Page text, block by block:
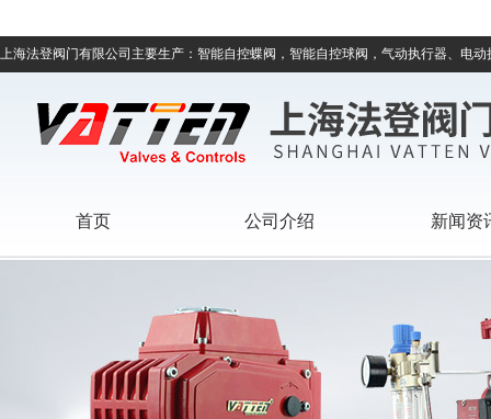
上海法登阀门有限公司主要生产：智能自控蝶阀，智能自控球阀，气动执行器、电
首页 公司介绍 新闻资